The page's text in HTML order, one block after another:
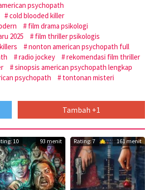
psychopath
cold blooded killer
film drama psikologi
2025
film thriller psikologis
nonton american psychopath full
radio jockey
rekomendasi film thriller
sinopsis american psychopath lengkap
psychopath
tontonan misteri
Tambah +1
10 93 menit Rating: 7 161 menit